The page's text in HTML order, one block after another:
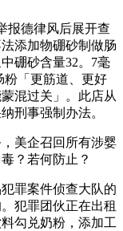
德律风后展开查
添加物硼砂制做肠
硼砂含量32。7毫
粉「更筋道、更好
混过关」。此店从
刑事强制办法。
美企召回所有涉婴
？若何防止？
罪案件侦查大队的
犯罪团伙正在出租
勾兑奶粉，添加工